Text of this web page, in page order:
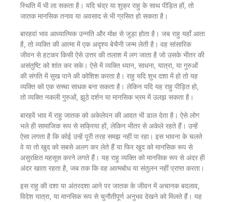
स्थिति में भी ला सकता है। यदि चंद्र या शुक्र राहु के साथ पीड़ित हों, तो
जातक मानसिक तनाव या अवसाद से भी ग्रसित हो सकता है।
बारहवां भाव आध्यात्मिक उन्नति और मोक्ष से जुड़ा होता है। जब राहु यहाँ आता
है, तो व्यक्ति की आत्मा में एक अदृश्य बेचैनी जन्म लेती है। वह सांसारिक
जीवन से हटकर किसी ऐसे उत्तर की तलाश में लग जाता है जो उसके भीतर की
असंतुष्टि को शांत कर सके। ऐसे में व्यक्ति ध्यान, साधना, यात्रा, या गुरुओं
की संगति में सुख पाने की कोशिश करता है। राहु यदि शुभ दशा में हो तो यह
व्यक्ति को एक सच्चा साधक बना सकता है। लेकिन यदि यह राहु पीड़ित हो,
तो व्यक्ति नकली गुरुओं, झूठे दर्शन या मानसिक भ्रम में उलझ सकता है।
बारहवें भाव में राहु जातक को अकेलेपन की आदत भी डाल देता है। ऐसे लोग
भले ही सामाजिक रूप से सक्रिया हों, लेकिन भीतर से अकेले रहते हैं। उन्हें
ऐसा लगता है कि कोई उन्हें पूरी तरह समझ नहीं पा रहा। इस भावना के चलते
वे या तो खुद को सबसे अलग कर लेते हैं या फिर खुद को मानसिक रूप से
असुरक्षित महसूस करने लगते हैं। यह राहु व्यक्ति को मानसिक रूप से अंदर ही
अंदर खाता रहता है, जब तक कि वह आत्मबोध या संतुलन नहीं प्राप्त करता।
इस राहु की दशा या अंतरदशा आने पर जातक के जीवन में अचानक बदलाव,
विदेश यात्रा, या मानसिक रूप से चुनौतीपूर्ण अनुभव देखने को मिलते हैं। यह